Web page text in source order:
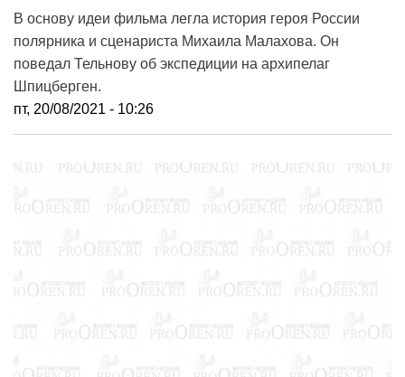
В основу идеи фильма легла история героя России
полярника и сценариста Михаила Малахова. Он
поведал Тельнову об экспедиции на архипелаг
Шпицберген.
пт, 20/08/2021 - 10:26